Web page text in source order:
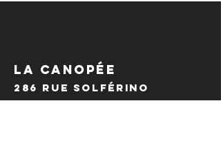
LA CANOPÉE
286 Rue Solférino
59000 Lille